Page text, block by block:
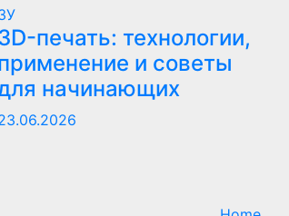
печать: технологии,
и советы
начинающих